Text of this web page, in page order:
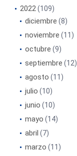
2022(109)
diciembre (8)
noviembre (11)
octubre (9)
septiembre (12)
agosto (11)
julio (10)
junio (10)
mayo (14)
abril (7)
marzo (11)